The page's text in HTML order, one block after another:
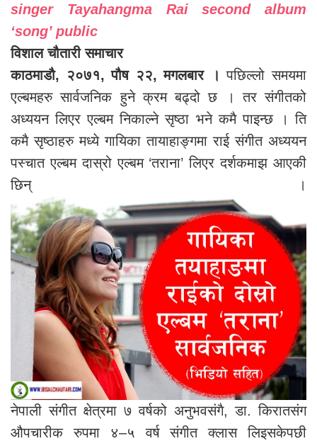
singer Tayahangma Rai second album
‘song’ public
विशाल चौतारी समाचार
काठमाडौ, २०७१, पौष २२, मगलबार । पछिल्लो समयमा
एल्बमहरु सार्वजनिक हुने क्रम बढ्दो छ । तर संगीतको
अध्ययन लिएर एल्बम निकाल्ने सृष्ठा भने कमै पाइन्छ । ति
कमै सृष्ठाहरु मध्ये गायिका तायाहाङ्गमा राई संगीत अध्ययन
पस्चात एल्बम दास्रो एल्बम ‘तराना’ लिएर दर्शकमाझ आएकी
छिन् ।
नेपाली संगीत क्षेत्रमा ७ वर्षको अनुभवसंगै, डा. किरातसंग
औपचारीक रुपमा ४–५ वर्ष संगीत क्लास लिइसकेपछी